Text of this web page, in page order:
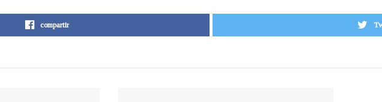
compartir